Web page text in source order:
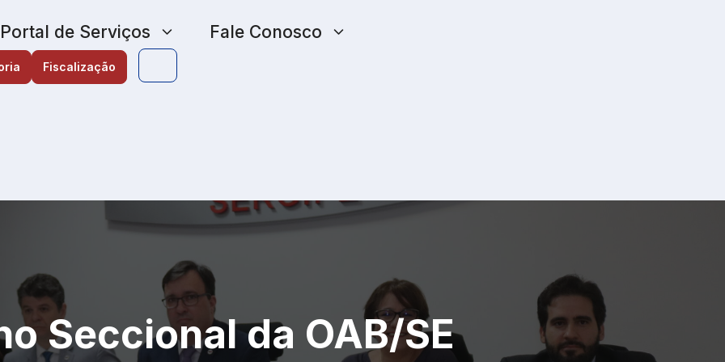
Portal de Serviços Fale Conosco
Fiscalização
Seccional da OAB/SE